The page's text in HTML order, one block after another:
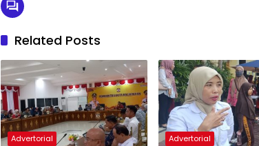
Related Posts
Advertorial Advertorial